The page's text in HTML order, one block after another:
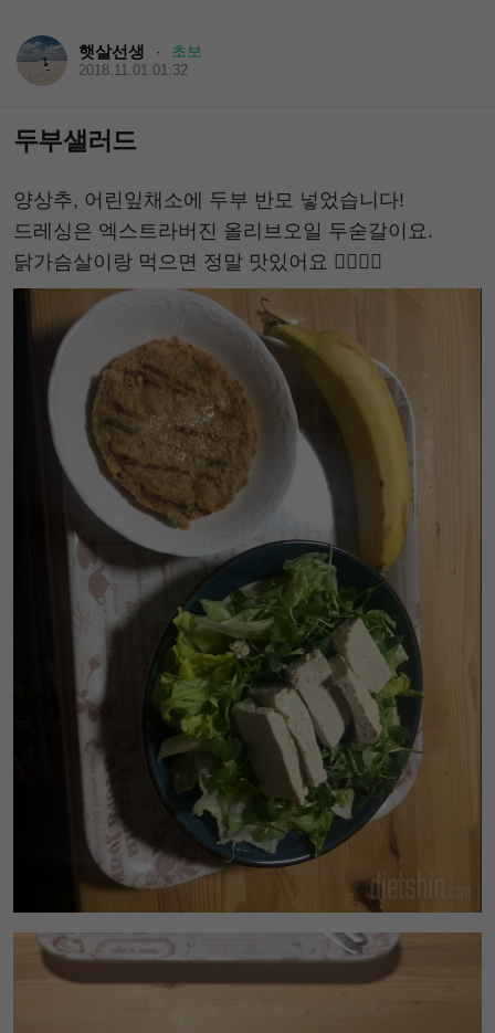
햇살선생 · 초보
2018.11.01 01:32
두부샐러드
양상추, 어린잎채소에 두부 반모 넣었습니다!
드레싱은 엑스트라버진 올리브오일 두숟갈이요.
닭가슴살이랑 먹으면 정말 맛있어요 👍🏻👍🏻